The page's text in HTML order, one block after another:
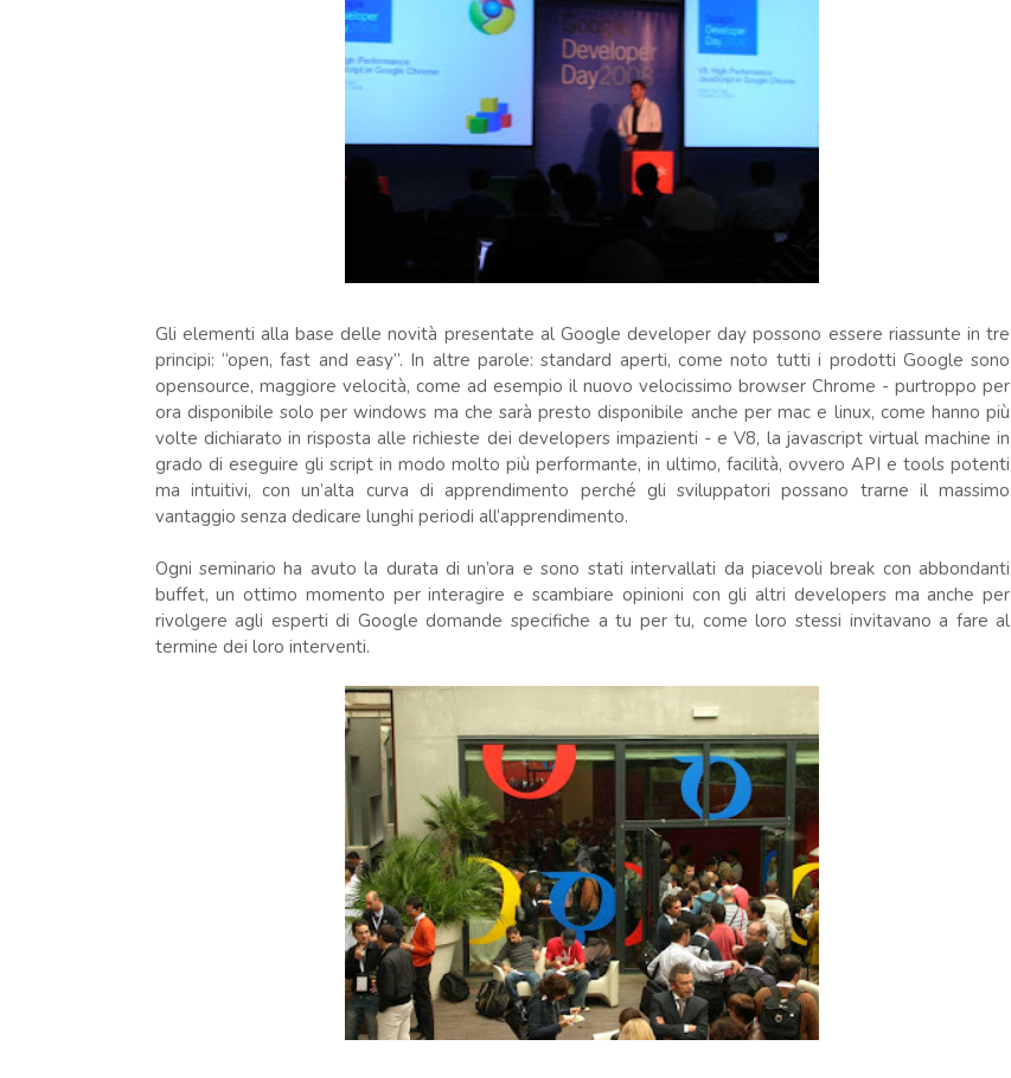
Gli elementi alla base delle novità presentate al Google developer day possono essere riassunte in tre
principi: “open, fast and easy”. In altre parole: standard aperti, come noto tutti i prodotti Google sono
opensource, maggiore velocità, come ad esempio il nuovo velocissimo browser Chrome - purtroppo per
ora disponibile solo per windows ma che sarà presto disponibile anche per mac e linux, come hanno più
volte dichiarato in risposta alle richieste dei developers impazienti - e V8, la javascript virtual machine in
grado di eseguire gli script in modo molto più performante, in ultimo, facilità, ovvero API e tools potenti
ma intuitivi, con un’alta curva di apprendimento perché gli sviluppatori possano trarne il massimo
vantaggio senza dedicare lunghi periodi all’apprendimento.
Ogni seminario ha avuto la durata di un’ora e sono stati intervallati da piacevoli break con abbondanti
buffet, un ottimo momento per interagire e scambiare opinioni con gli altri developers ma anche per
rivolgere agli esperti di Google domande specifiche a tu per tu, come loro stessi invitavano a fare al
termine dei loro interventi.